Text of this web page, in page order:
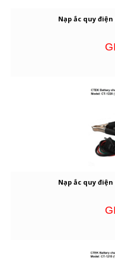
Nạp ắc quy điện
Nạp ắc quy điện